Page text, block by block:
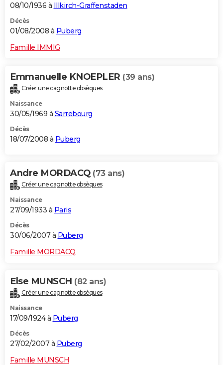
08/10/1936 à Illkirch-Graffenstaden
Décès
01/08/2008 à Puberg
Famille IMMIG
Emmanuelle KNOEPLER (39 ans)
Créer une cagnotte obsèques
Naissance
30/05/1969 à Sarrebourg
Décès
18/07/2008 à Puberg
Andre MORDACQ (73 ans)
Créer une cagnotte obsèques
Naissance
27/09/1933 à Paris
Décès
30/06/2007 à Puberg
Famille MORDACQ
Else MUNSCH (82 ans)
Créer une cagnotte obsèques
Naissance
17/09/1924 à Puberg
Décès
27/02/2007 à Puberg
Famille MUNSCH